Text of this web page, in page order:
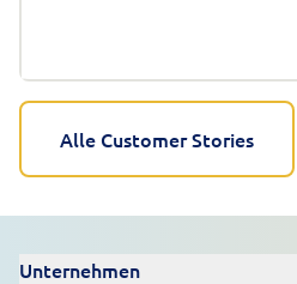
Alle Customer Stories
Unternehmen